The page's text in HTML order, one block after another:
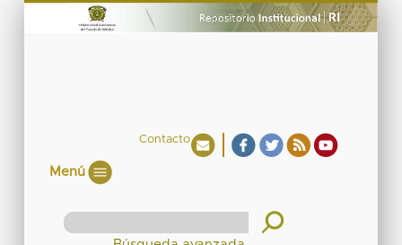
Contacto
Menú